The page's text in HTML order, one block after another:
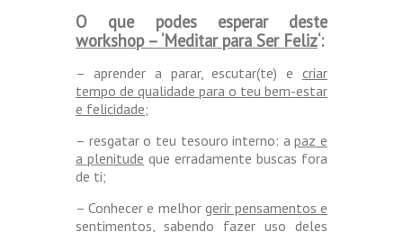
O que podes esperar deste
workshop – ‘Meditar para Ser Feliz‘:
– aprender a parar, escutar(te) e criar
tempo de qualidade para o teu bem-estar
e felicidade;
– resgatar o teu tesouro interno: apaz e
a plenitude que erradamente buscas fora
de ti;
– Conhecer e melhor gerir pensamentos e
sentimentos , sabendo fazer uso deles